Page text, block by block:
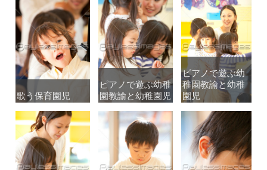
歌う保育園児
歌う保育園児
ピアノで遊ぶ幼稚
園教諭と幼稚園児
ピアノで遊ぶ幼稚
園教諭と幼稚園児
ピアノで遊ぶ幼
稚園教諭と幼稚
園児
ピアノで遊ぶ幼
稚園教諭と幼稚
園児